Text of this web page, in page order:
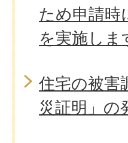
ため申請時
を実施しま
住宅の被害
災証明」の